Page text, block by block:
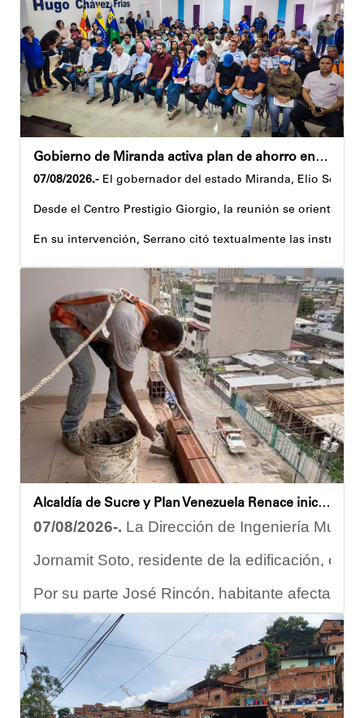
Gobierno de Miranda activa plan de ahorro energético en la entidad
07/08/2026.- El gobernador del estado Miranda, Elio
Desde el Centro Prestigio Giorgio, la reunión se orientó al
En su intervención, Serrano citó textualmente las
Igualmente, explicó que el propósito central de este
Despliegue territorial
El encuentro contó con la participación del diputado
Como parte de los acuerdos orientados durante la
Joshua Piña
Alcaldía de Sucre y Plan Venezuela Renace iniciaron demolición de fachadas en Residencias Los Dos Caminos
07/08/2026-. La Dirección de Ingeniería
Jornamit Soto, residente de la edificación,
Por su parte José Rincón, habitante afectado
“El proceso comenzó con una primera
Ante la emergencia, los vecinos del referido